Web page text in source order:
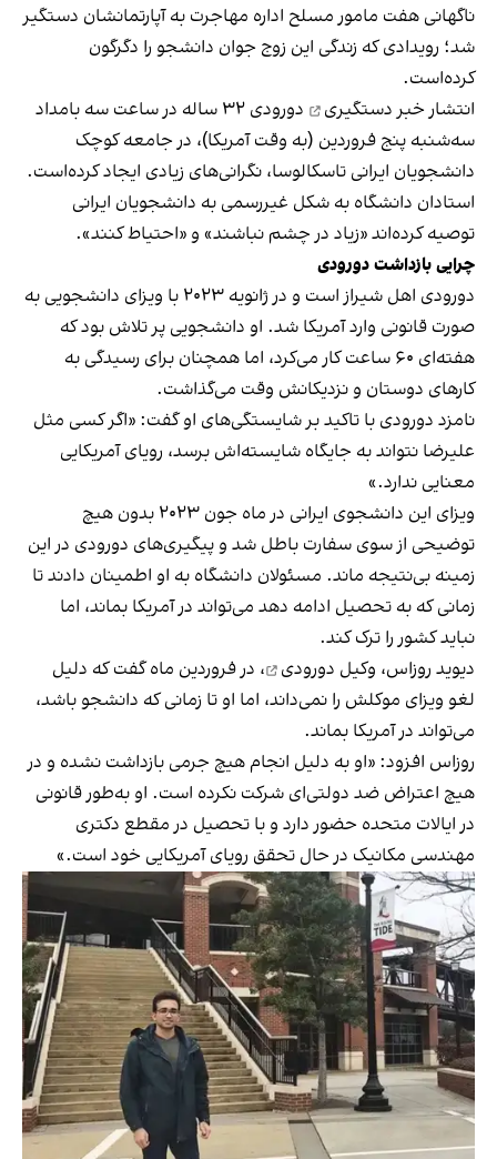
ناگهانی هفت مامور مسلح اداره مهاجرت به آپارتمانشان دستگیر
شد؛ رویدادی که زندگی این زوج جوان دانشجو را دگرگون
کرده‌است.
انتشارخبر دستگیری
دورودی ۳۲ ساله در ساعت سه بامداد
سه‌شنبه پنج فروردین (به وقت آمریکا)، در جامعه کوچک
دانشجویان ایرانی تاسکالوسا، نگرانی‌های زیادی ایجاد کرده‌است.
استادان دانشگاه به شکل غیررسمی به دانشجویان ایرانی
توصیه کرده‌اند «زیاد در چشم نباشند» و «احتیاط کنند».
چرایی بازداشت دورودی
دورودی اهل شیراز است و در ژانویه ۲۰۲۳ با ویزای دانشجویی به
صورت قانونی وارد آمریکا شد. او دانشجویی پر تلاش بود که
هفته‌ای ۶۰ ساعت کار می‌کرد، اما همچنان برای رسیدگی به
کارهای دوستان و نزدیکانش وقت می‌گذاشت.
نامزد دورودی با تاکید بر شایستگی‌های او گفت: «اگر کسی مثل
علیرضا نتواند به جایگاه شایسته‌اش برسد، رویای آمریکایی
معنایی ندارد.»
ویزای این دانشجوی ایرانی در ماه جون ۲۰۲۳ بدون هیچ
توضیحی از سوی سفارت باطل شد و پیگیری‌های دورودی در این
زمینه بی‌نتیجه ماند. مسئولان دانشگاه به او اطمینان دادند تا
زمانی که به تحصیل ادامه دهد می‌تواند در آمریکا بماند، اما
نباید کشور را ترک کند.
دیوید روزاس، وکیل دورودی
، در فروردین ماه گفت که دلیل
لغو ویزای موکلش را نمی‌داند، اما او تا زمانی که دانشجو باشد،
می‌تواند در آمریکا بماند.
روزاس افزود: «او به دلیل انجام هیچ جرمی بازداشت نشده و در
هیچ اعتراض ضد دولتی‌ای شرکت نکرده است. او به‌طور قانونی
در ایالات متحده حضور دارد و با تحصیل در مقطع دکتری
مهندسی مکانیک در حال تحقق رویای آمریکایی خود است.»